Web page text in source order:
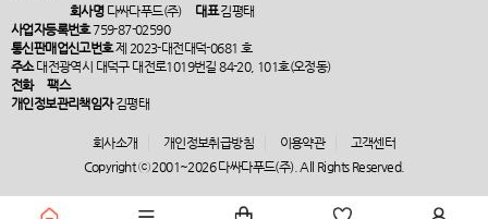
회사명다싸다푸드(주) 대표김평태
사업자등록번호759-87-02590
통신판매업신고번호제 2023-대전대덕-0681 호
주소대전광역시 대덕구 대전로1019번길 84-20, 101호(오정동)
전화
팩스
개인정보관리책임자김평태
회사소개 개인정보취급방침 이용약관
고객센터
Copyright ⓒ 2001~2026 다싸다푸드(주). All Rights Reserved.